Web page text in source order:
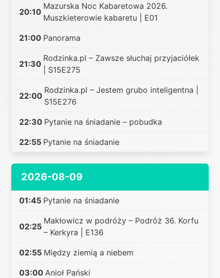
20:10
Mazurska Noc Kabaretowa 2026.
Muszkieterowie kabaretu | E01
21:00 Panorama
21:30
Rodzinka.pl – Zawsze słuchaj przyjaciółek
| S15E275
22:00
Rodzinka.pl – Jestem grubo inteligentna |
S15E276
22:30 Pytanie na śniadanie – pobudka
22:55 Pytanie na śniadanie
2026-08-09
01:45 Pytanie na śniadanie
02:25
Makłowicz w podróży – Podróż 36. Korfu
– Kerkyra | E136
02:55 Między ziemią a niebem
03:00 Anioł Pański